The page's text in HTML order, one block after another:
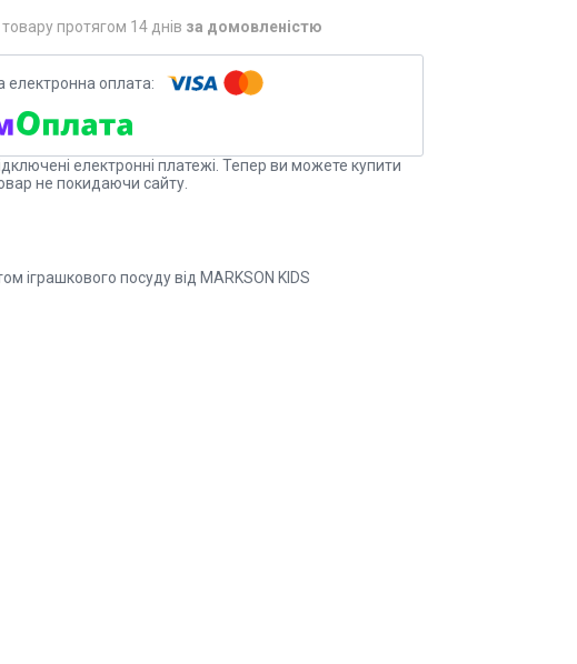
протягом 14 днів за домовленістю
електронні платежі. Тепер ви можете купити
не покидаючи сайту.
іграшкового посуду від MARKSON KIDS